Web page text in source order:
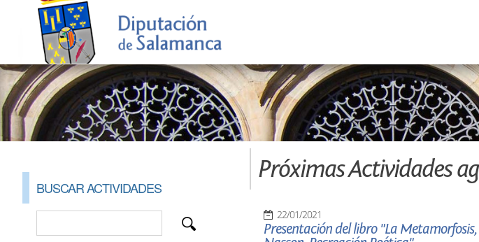
BUSCAR ACTIVIDADES
Próximas Actividades
22/01/2021
Presentación del libro "La